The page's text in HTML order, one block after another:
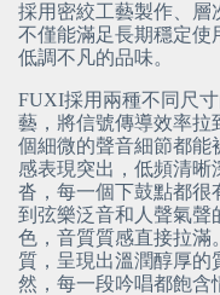
採用密絞工藝製作、層
不僅能滿足長期穩定使
低調不凡的品味。
FUXI採用兩種不同尺
藝，將信號傳導效率拉
個細微的聲音細節都能
感表現突出，低頻清晰
沓，每一個下鼓點都很
到弦樂泛音和人聲氣聲
色，音質質感直接拉滿
質，呈現出溫潤醇厚的
然，每一段吟唱都飽含